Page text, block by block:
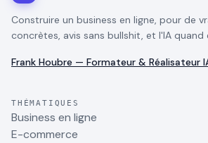
Construire un business en ligne, pour de
concrètes, avis sans bullshit, et l'IA quand
Frank Houbre — Formateur & Réalisateur
THÉMATIQUES
Business en ligne
E-commerce